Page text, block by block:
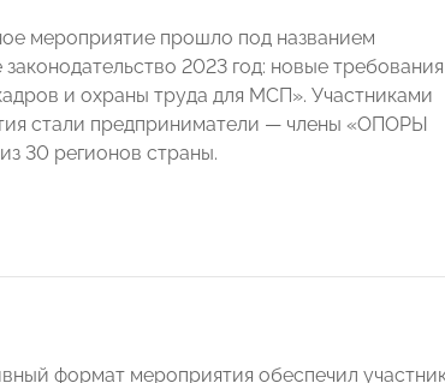
мероприятие прошло под названием
2023 год: новые требования
и охраны труда для МСП». Участниками
стали предприниматели — члены «ОПОРЫ
30 регионов страны.
формат мероприятия обеспечил